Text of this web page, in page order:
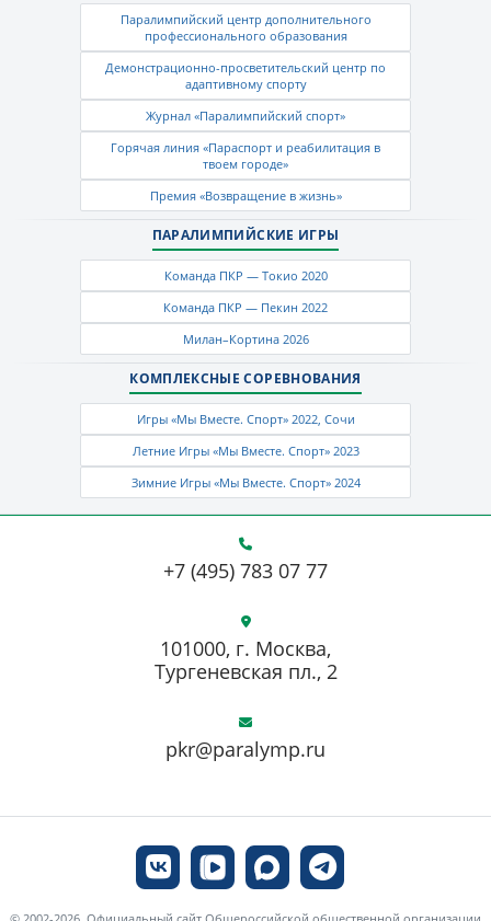
Паралимпийский центр дополнительного
профессионального образования
Демонстрационно-просветительский центр по
адаптивному спорту
Журнал «Паралимпийский спорт»
Горячая линия «Параспорт и реабилитация в
твоем городе»
Премия «Возвращение в жизнь»
ПАРАЛИМПИЙСКИЕ ИГРЫ
Команда ПКР — Токио 2020
Команда ПКР — Пекин 2022
Милан–Кортина 2026
КОМПЛЕКСНЫЕ СОРЕВНОВАНИЯ
Игры «Мы Вместе. Спорт» 2022, Сочи
Летние Игры «Мы Вместе. Спорт» 2023
Зимние Игры «Мы Вместе. Спорт» 2024
+7 (495) 783 07 77
pkr@paralymp.ru
101000, г. Москва,
Тургеневская пл., 2